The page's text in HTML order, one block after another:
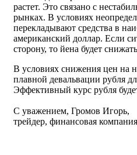
растет. Это связано с
рынках. В условиях
перекладывают средства в
американский доллар. Если
сторону, то йена будет
В условиях снижения цен на
плавной девальвации рубля
Эффективный курс рубля
С уважением, Громов Игорь,
трейдер, финансовая